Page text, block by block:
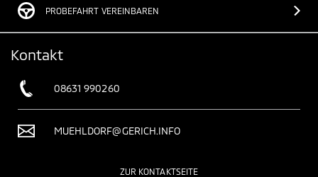
PROBEFAHRT VEREINBAREN
Kontakt
08631 990260
MUEHLDORF@GERICH.INFO
ZUR KONTAKTSEITE